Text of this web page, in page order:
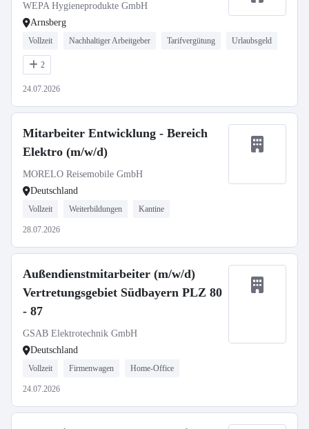
WEPA Hygieneprodukte GmbH
Arnsberg
Vollzeit Nachhaltiger Arbeitgeber Tarifvergütung Urlaubsgeld
2
24.07.2026
Mitarbeiter Entwicklung - Bereich
Elektro (m/w/d)
MORELO Reisemobile GmbH
Deutschland
Vollzeit Weiterbildungen Kantine
28.07.2026
Außendienstmitarbeiter (m/w/d)
Vertretungsgebiet Südbayern PLZ 80
- 87
GSAB Elektrotechnik GmbH
Deutschland
Vollzeit Firmenwagen Home-Office
24.07.2026